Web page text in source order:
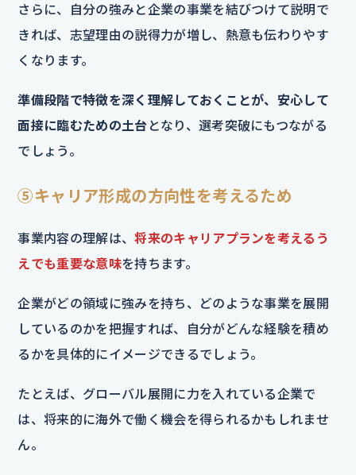
さらに、自分の強みと企業の事業を結びつけて説明で
きれば、志望理由の説得力が増し、熱意も伝わりやす
くなります。
準備段階で特徴を深く理解しておくことが、安心して
面接に臨むための土台 となり、選考突破にもつながる
でしょう。
⑤キャリア形成の方向性を考えるため
事業内容の理解は、将来のキャリアプランを考えるう
えでも重要な意味を持ちます。
企業がどの領域に強みを持ち、どのような事業を展開
しているのかを把握すれば、自分がどんな経験を積め
るかを具体的にイメージできるでしょう。
たとえば、グローバル展開に力を入れている企業で
は、将来的に海外で働く機会を得られるかもしれませ
ん。